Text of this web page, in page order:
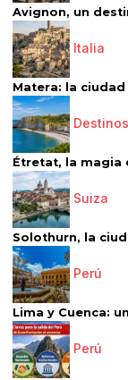
Avignon, un
Italia
Matera: la
Destinos
Étretat, la magia
Suiza
Solothurn, la
Perú
Lima y Cuenca:
Perú